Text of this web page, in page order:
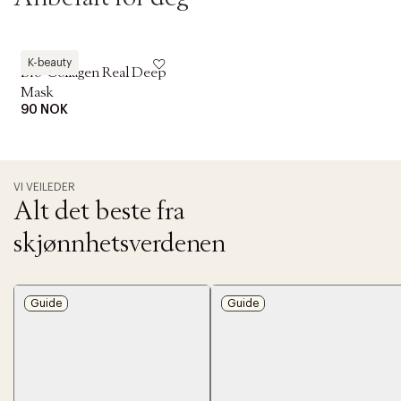
K-beauty
Biodance
Bio-Collagen Real Deep
Mask
90 NOK
VI VEILEDER
Alt det beste fra
skjønnhetsverdenen
Guide Guide